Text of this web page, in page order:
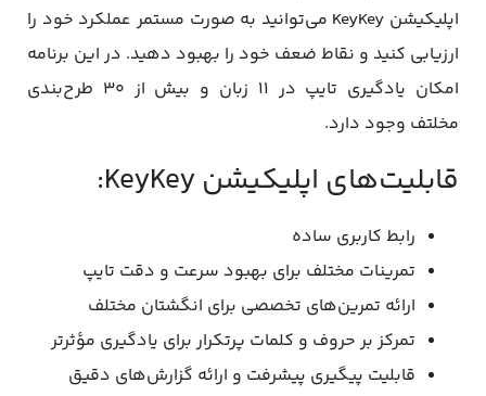
اپلیکیشن KeyKey می‌توانید به ‌صورت مستمر عملکرد خود را
ارزیابی کنید و نقاط ضعف خود را بهبود دهید. در این برنامه
امکان یادگیری تایپ در ۱۱ زبان و بیش از ۳۰ طرح‌بندی
مخلتف وجود دارد.
قابلیت‌های اپلیکیشن KeyKey:
رابط کاربری ساده
تمرینات مختلف برای بهبود سرعت و دقت تایپ
ارائه تمرین‌های تخصصی برای انگشتان مختلف
تمرکز بر حروف و کلمات پرتکرار برای یادگیری مؤثرتر
قابلیت پیگیری پیشرفت و ارائه گزارش‌های دقیق